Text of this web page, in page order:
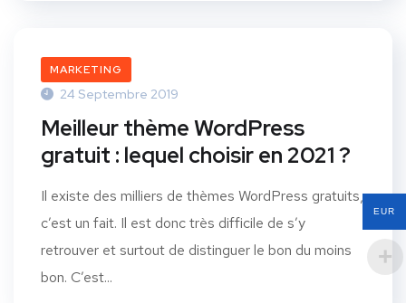
MARKETING
24 Septembre 2019
Meilleur thème WordPress
gratuit : lequel choisir en 2021 ?
Il existe des milliers de thèmes WordPress gratuits,
c’est un fait. Il est donc très difficile de s’y
retrouver et surtout de distinguer le bon du moins
bon. C’est...
EUR